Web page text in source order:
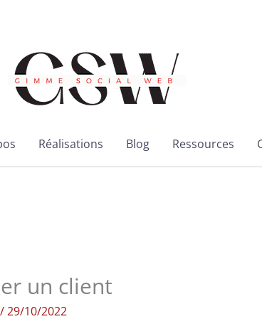
Réalisations Blog Ressources
un client
/29/10/2022